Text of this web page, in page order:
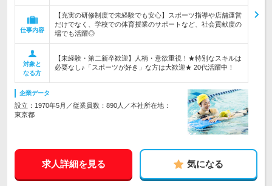
仕事内容
【充実の研修制度で未経験でも安心】スポーツ指導や店舗運営
だけでなく、学校での体育授業のサポートなど、社会貢献度の
場でも活躍◎
対象と
なる方
【未経験・第二新卒歓迎】人柄・意欲重視！★特別なスキルは
必要なし♪「スポーツが好き」な方は大歓迎★ 20代活躍中！
企業データ
設立：1970年5月／従業員数：890人／本社所在地：
東京都
求人詳細を見る 気になる